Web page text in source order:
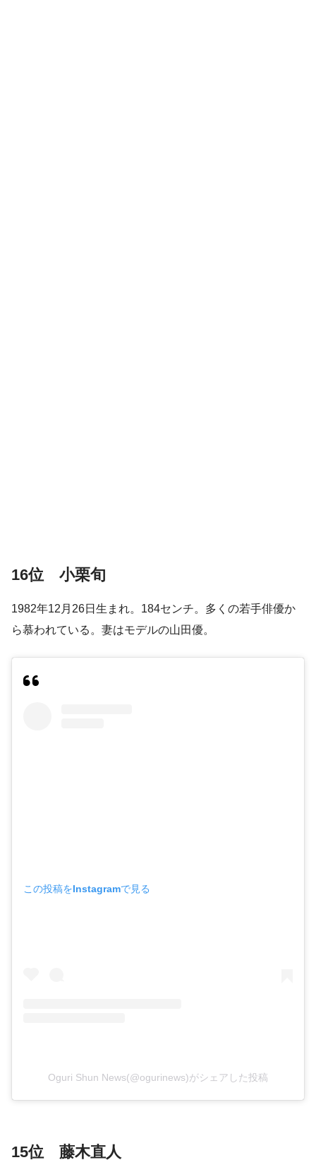
16位 小栗旬
1982年12月26日生まれ。184センチ。多くの若手俳優か
ら慕われている。妻はモデルの山田優。
この投稿をInstagramで見る
Oguri Shun News(@ogurinews)がシェアした投稿
15位 藤木直人